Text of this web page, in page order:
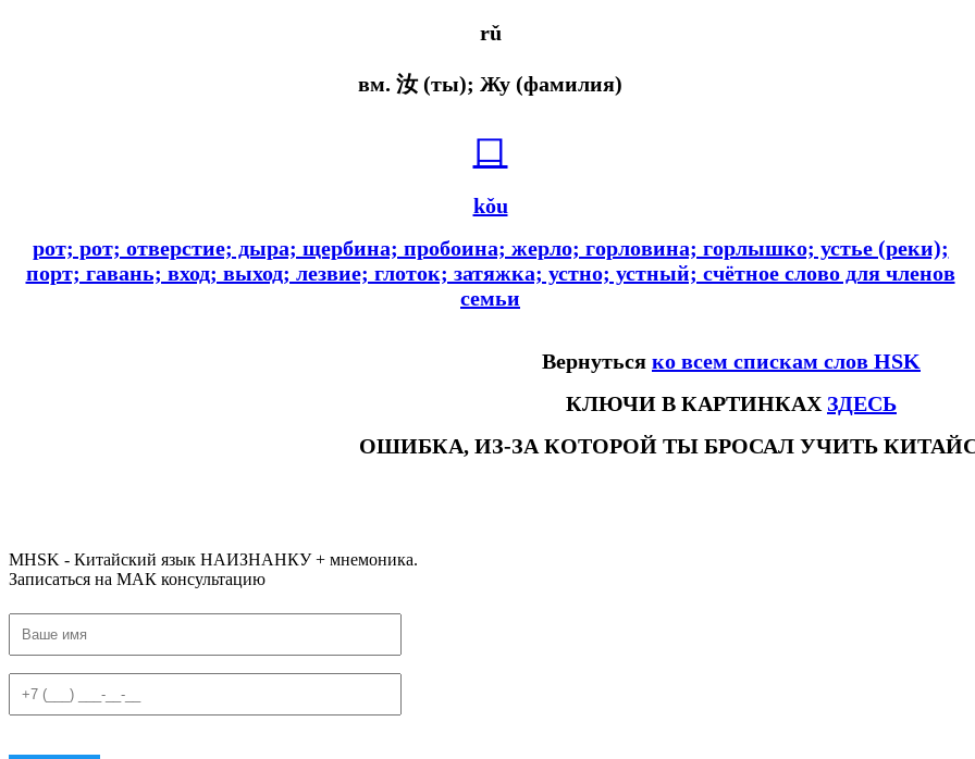
rǔ
вм. 汝 (ты); Жу (фамилия)
口
kǒu
рот; рот; отверстие; дыра; щербина; пробоина; жерло; горловина; горлышко; устье (реки);
порт; гавань; вход; выход; лезвие; глоток; затяжка; устно; устный; счётное слово для членов
семьи
Вернуться ко всем спискам слов HSK
КЛЮЧИ В КАРТИНКАХ ЗДЕСЬ
ОШИБКА, ИЗ-ЗА КОТОРОЙ ТЫ БРОСАЛ УЧИТЬ
MHSK - Китайский язык НАИЗНАНКУ + мнемоника.
Записаться на МАК консультацию